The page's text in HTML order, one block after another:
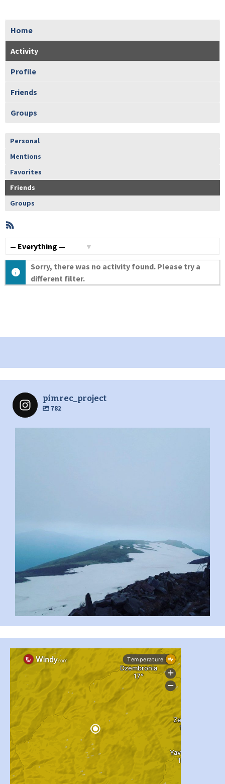
Home
Activity
Profile
Friends
Groups
Personal
Mentions
Favorites
Friends
Groups
Member
Activities
Sorry, there was no activity found. Please try a
different filter.
pimrec_project
782
...
pimrec_project